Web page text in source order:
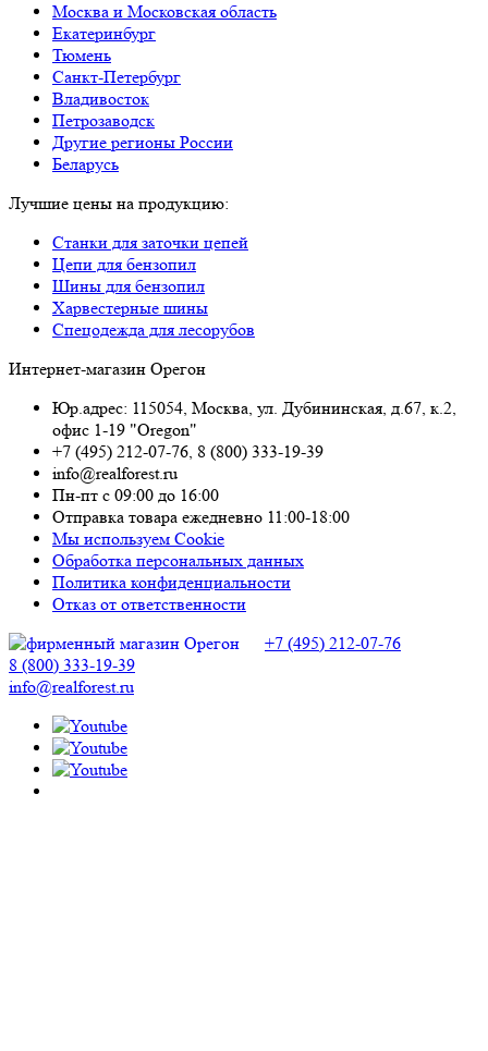
Москва и Московская область
Екатеринбург
Тюмень
Санкт-Петербург
Владивосток
Петрозаводск
Другие регионы России
Беларусь
Лучшие цены на продукцию:
Станки для заточки цепей
Цепи для бензопил
Шины для бензопил
Харвестерные шины
Спецодежда для лесорубов
Интернет-магазин Орегон
Юр.адрес: 115054, Москва, ул. Дубининская, д.67, к.2,
офис 1-19 "Oregon"
+7 (495) 212-07-76, 8 (800) 333-19-39
info@realforest.ru
Пн-пт с 09:00 до 16:00
Отправка товара ежедневно 11:00-18:00
Мы используем Cookie
Обработка персональных данных
Политика конфиденциальности
Отказ от ответственности
+7 (495) 212-07-76
8 (800) 333-19-39
info@realforest.ru